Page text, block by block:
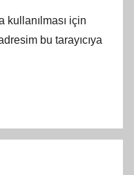
kullanılması için
bu tarayıcıya